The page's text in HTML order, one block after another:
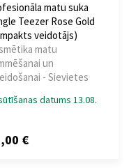
matu suka
Teezer Rose Gold
veidotājs)
matu
un
- Sievietes
datums 13.08.
€